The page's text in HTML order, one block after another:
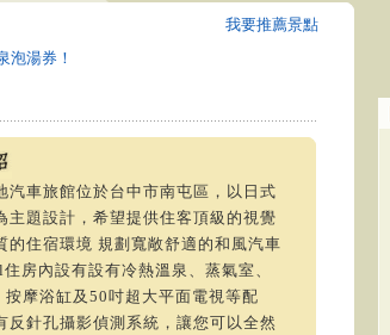
我要推薦景點
泡湯券！
汽車旅館位於台中市南屯區，以日式
主題設計，希望提供住客頂級的視覺
的住宿環境 規劃寬敞舒適的和風汽車
房內設有設有冷熱溫泉、蒸氣室、
按摩浴缸及50吋超大平面電視等配
反針孔攝影偵測系統，讓您可以全然